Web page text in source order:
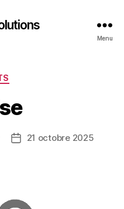
Menu
Date21 octobre 2025